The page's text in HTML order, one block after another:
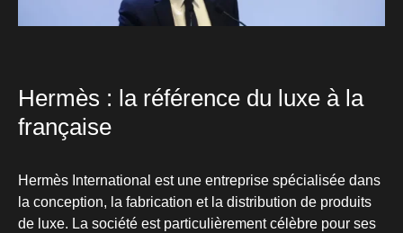
Hermès : la référence du luxe à la
française
Hermès International est une entreprise spécialisée dans
la conception, la fabrication et la distribution de produits
de luxe. La société est particulièrement célèbre pour ses